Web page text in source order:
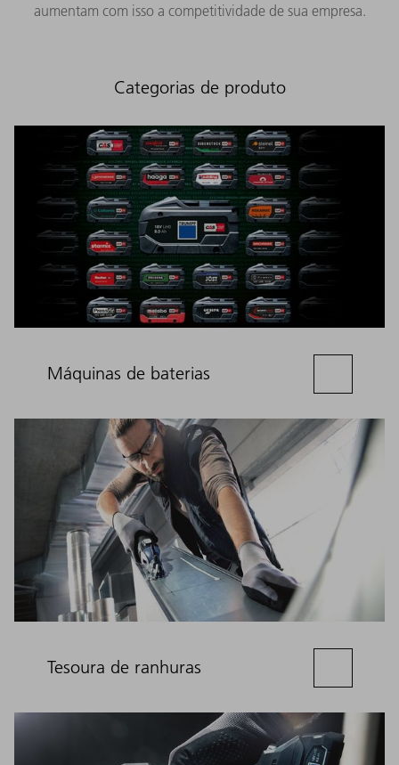
aumentam com isso a competitividade de sua empresa.
Categorias de produto
Máquinas de baterias
Tesoura de ranhuras